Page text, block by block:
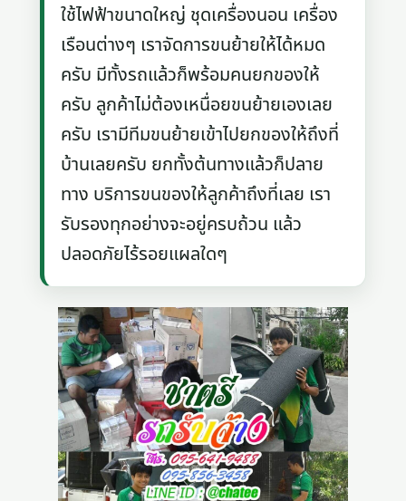
ใช้ไฟฟ้าขนาดใหญ่ ชุดเครื่องนอน เครื่อง
เรือนต่างๆ เราจัดการขนย้ายให้ได้หมด
ครับ มีทั้งรถแล้วก็พร้อมคนยกของให้
ครับ ลูกค้าไม่ต้องเหนื่อยขนย้ายเองเลย
ครับ เรามีทีมขนย้ายเข้าไปยกของให้ถึงที่
บ้านเลยครับ ยกทั้งต้นทางแล้วก็ปลาย
ทาง บริการขนของให้ลูกค้าถึงที่เลย เรา
รับรองทุกอย่างจะอยู่ครบถ้วน แล้ว
ปลอดภัยไร้รอยแผลใดๆ